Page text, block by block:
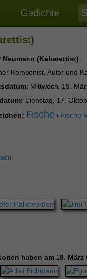
Gedichte
Neumann (Kabarettist)
Komponist, Autor und
Mittwoch, 19.
Dienstag, 17.
Fische / Fische
haben am 19. März